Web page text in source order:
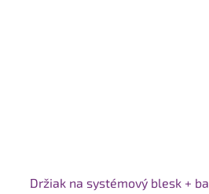
Držiak na systémový blesk +